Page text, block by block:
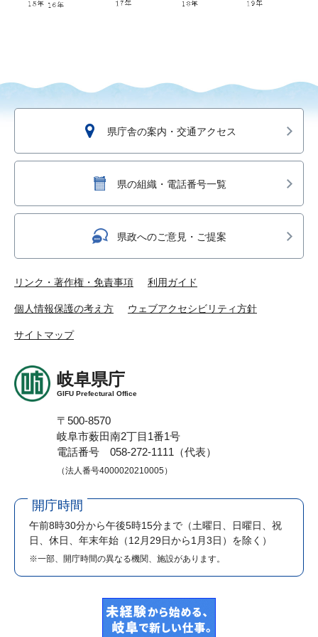
県庁舎の案内・交通アクセス
県の組織・電話番号一覧
県政へのご意見・ご提案
リンク・著作権・免責事項 利用ガイド
個人情報保護の考え方 ウェブアクセシビリティ方針
サイトマップ
岐阜県庁
GIFU Prefectural Office
〒500-8570
岐阜市薮田南2丁目1番1号
電話番号 058-272-1111（代表）
（法人番号4000020210005）
開庁時間
午前8時30分から午後5時15分まで （土曜日、日曜日、祝
日、休日、年末年始（12月29日から1月3日）を除く）
※一部、開庁時間の異なる機関、施設があります。